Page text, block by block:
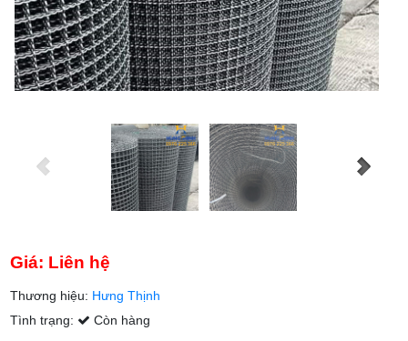
Giá: Liên hệ
Thương hiệu: Hưng Thịnh
Tình trạng:
Còn hàng